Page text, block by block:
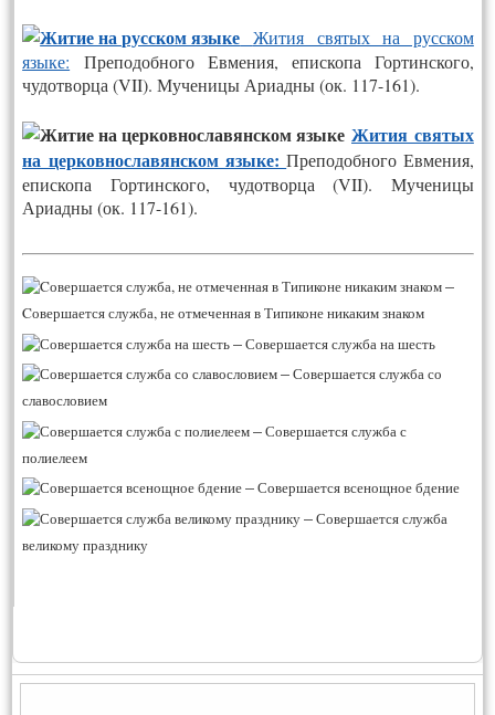
Жития святых на русском
языке: Преподобного Евмения, епископа Гортинского,
чудотворца (VII). Мученицы Ариадны (ок. 117-161).
Жития святых
на церковнославянском языке:Преподобного Евмения,
епископа Гортинского, чудотворца (VII). Мученицы
Ариадны (ок. 117-161).
–
Cовершается служба, не отмеченная в Типиконе никаким знаком
–Совершается служба на шесть
–Совершается служба со
славословием
–Совершается служба с
полиелеем
–Совершается всенощное бдение
–Совершается служба
великому празднику